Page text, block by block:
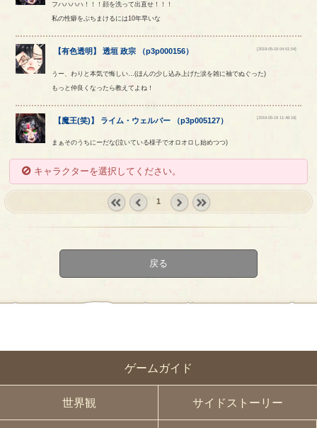
ゲームガイド
世界観 サイドストーリー
フハハハハ！！！顔を洗って出直せ！！！
私の性癖をぶちまけるには10年早いな
【有色透明 】透垣 政宗 （p3p000156） [2019-05-19 04:51:54]
うー、わりと本気で悔しい…(ほんの少し込み上げた涙を雑に袖でぬぐった)
もっと仲良くなったら教えてよね！
【魔王(笑)】 ライム ・ ウェルバー （p3p005127） [2019-05-19 11:48:18]
まぁそのうちにーだな(泣いている様子でオロオロし始めつつ)
キャラクターを選択してください。
1
戻る